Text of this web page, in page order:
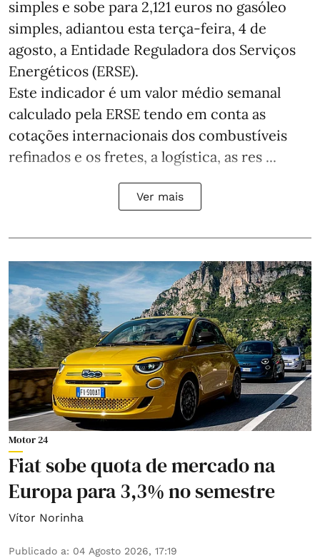
simples e sobe para 2,121 euros no gasóleo
simples, adiantou esta terça-feira, 4 de
agosto, a Entidade Reguladora dos Serviços
Energéticos (ERSE).
Este indicador é um valor médio semanal
calculado pela ERSE tendo em conta as
cotações internacionais dos combustíveis
refinados e os fretes, a logística, as res ...
Ver mais
Motor 24
Fiat sobe quota de mercado na
Europa para 3,3% no semestre
Vítor Norinha
Publicado a: 04 Agosto 2026, 17:19